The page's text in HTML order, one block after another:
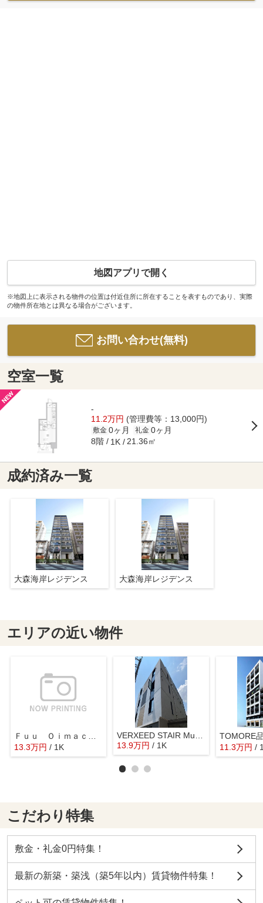
地図アプリで開く
※地図上に表示される物件の位置は付近住所に所在することを表すものであり、実際
の物件所在地とは異なる場合がございます。
お問い合わせ(無料)
空室一覧
-
11.2万円 (管理費等：13,000円)
敷金 0ヶ月 礼金 0ヶ月
8階 1K 21.36㎡
成約済み一覧
大森海岸レジデンス 大森海岸レジデンス
エリアの近い物件
Ｆｕｕ Ｏｉｍａｃｈｉ ｂｙ ＬＡＴＩＥＲＲＡ
13.3万円 / 1K
VERXEED STAIR Musashi-koyama
13.9万円 / 1K
TOMORE
11.3万円 /
こだわり特集
敷金・礼金0円特集！
最新の新築・築浅（築5年以内）賃貸物件特集！